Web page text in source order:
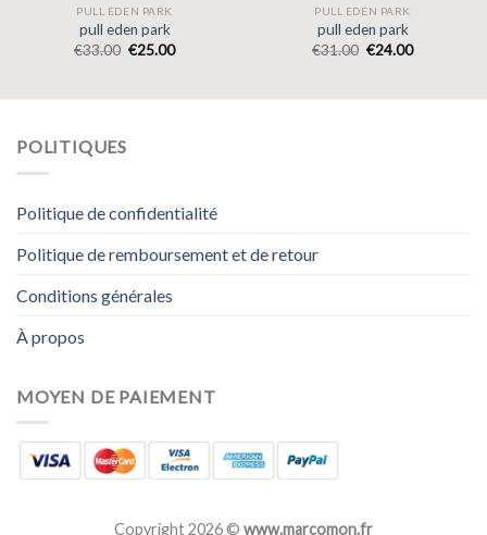
PULL EDEN PARK
pull eden park
€33.00 €25.00
PULL EDEN PARK
pull eden park
€31.00 €24.00
POLITIQUES
Politique de confidentialité
Politique de remboursement et de retour
Conditions générales
À propos
MOYEN DE PAIEMENT
Copyright 2026 © www.marcomon.fr